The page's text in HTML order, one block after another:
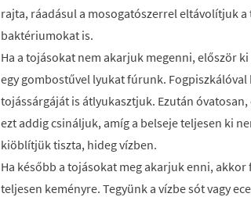
rajta, ráadásul a mosogatószerrel eltávolítjuk
baktériumokat is.
Ha a tojásokat nem akarjuk megenni, először
egy gombostűvel lyukat fúrunk.
tojássárgáját is átlyukasztjuk. Ezután
ezt addig csináljuk, amíg a belseje teljesen ki
kiöblítjük tiszta, hideg vízben.
Ha később a tojásokat meg akarjuk enni,
teljesen keményre. Tegyünk a vízbe sót vagy